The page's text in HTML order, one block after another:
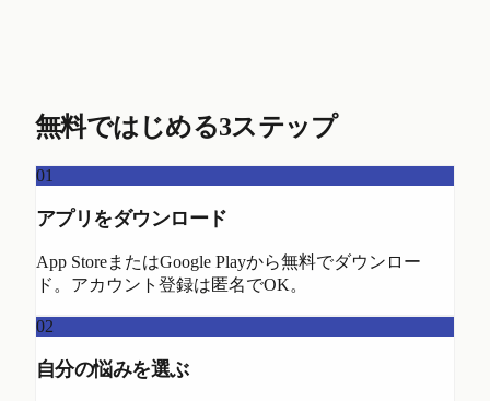
無料ではじめる3ステップ
01
アプリをダウンロード
App StoreまたはGoogle Playから無料でダウンロー
ド。アカウント登録は匿名でOK。
02
自分の悩みを選ぶ